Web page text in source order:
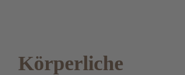
Körperliche